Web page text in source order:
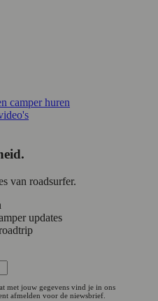
camper huren
van roadsurfer.
updates
met jouw gegevens vind je in ons
afmelden voor de niewsbrief.